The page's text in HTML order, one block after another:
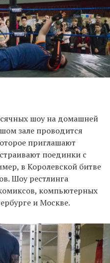
шоу на домашней
зале проводится
приглашают
поединки с
в Королевской битве
Шоу рестлинга
компьютерных
и Москве.